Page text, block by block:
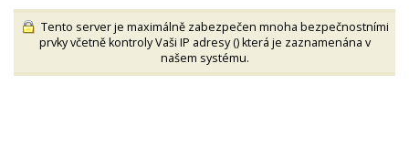
Tento server je maximálně zabezpečen mnoha bezpečnostními
prvky včetně kontroly Vaši IP adresy () která je zaznamenána v
našem systému.